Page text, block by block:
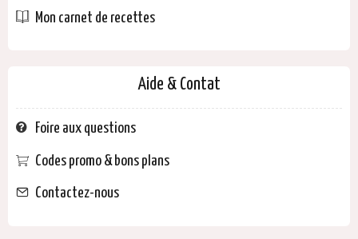
Mon carnet de recettes
Aide & Contat
Foire aux questions
Codes promo & bons plans
Contactez-nous